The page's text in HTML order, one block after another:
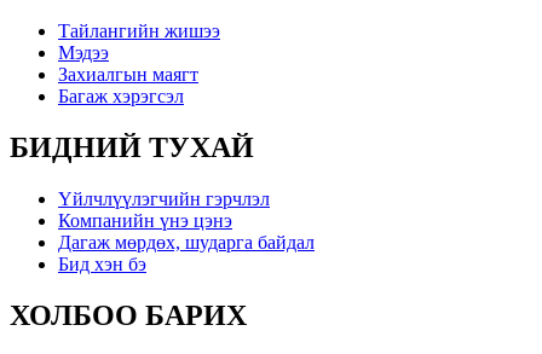
Тайлангийн жишээ
Мэдээ
Захиалгын маягт
Багаж хэрэгсэл
БИДНИЙ ТУХАЙ
Үйлчлүүлэгчийн гэрчлэл
Компанийн үнэ цэнэ
Дагаж мөрдөх, шударга байдал
Бид хэн бэ
ХОЛБОО БАРИХ